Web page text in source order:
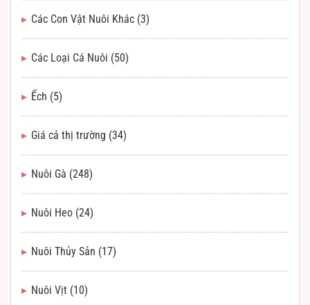
Các Con Vật Nuôi Khác (3)
Các Loại Cá Nuôi (50)
Ếch (5)
Giá cả thị trường (34)
Nuôi Gà (248)
Nuôi Heo (24)
Nuôi Thủy Sản (17)
Nuôi Vịt (10)